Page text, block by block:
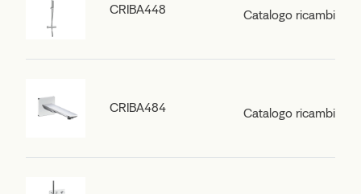
CRIBA448 Catalogo ricambi
CRIBA484 Catalogo ricambi